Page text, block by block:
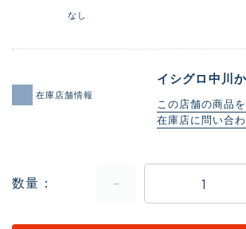
なし
在庫店舗情報
イシグロ中川
この店舗の商品
在庫店に問い合
数量